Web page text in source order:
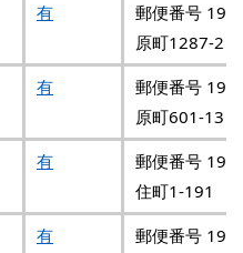
有
郵便番号
原町1287-2
有
郵便番号
原町601-13
有
郵便番号
住町1-191
有
郵便番号